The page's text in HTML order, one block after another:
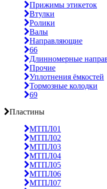
Прижимы этикеток
Втулки
Ролики
Валы
Направляющие
66
Длинномерные
Прочие
Уплотнения ёмкостей
Тормозные колодки
69
Пластины
МТПЛ01
МТПЛ02
МТПЛ03
МТПЛ04
МТПЛ05
МТПЛ06
МТПЛ07